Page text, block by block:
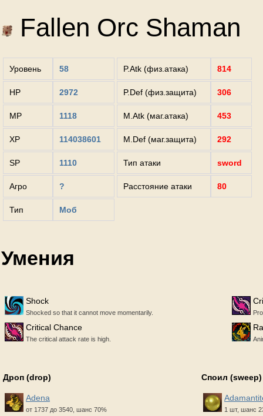
Fallen Orc Shaman
Уровень 58
HP 2972
MP 1118
XP 114038601
SP 1110
Агро ?
Тип Моб
P.Atk (физ.атака) 814
P.Def (физ.защита) 306
M.Atk (маг.атака) 453
M.Def (маг.защита) 292
Тип атаки sword
Расстояние атаки 80
Умения
Shock
Shocked so that it cannot move momentarily.
Critical Chance
The critical attack rate is high.
Дроп (drop)
Adena
от 1737 до 3540, шанс 70%
Споил (sweep)
1 шт, шанс